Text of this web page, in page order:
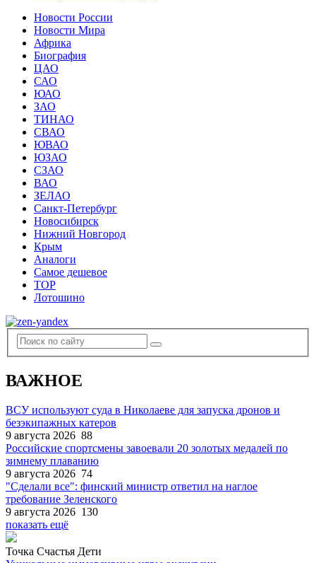
Новости России
Новости Мира
Африка
Биография
ЦАО
САО
ЮАО
ЗАО
ТИНАО
СВАО
ЮВАО
ЮЗАО
СЗАО
ВАО
ЗЕЛАО
Санкт-Петербург
Новосибирск
Нижний Новгород
Крым
Аналоги
Самое дешевое
TOP
Лотошино
ВАЖНОЕ
ВСУ используют суда в Николаеве для запуска дронов и
безэкипажных катеров
9 августа 2026 88
Российские спортсмены завоевали 20 золотых медалей по
зимнему плаванию
9 августа 2026 74
"Сделали все": финский министр ответил на наглое
требование Зеленского
9 августа 2026 130
показать ещё
Точка Счастья Дети